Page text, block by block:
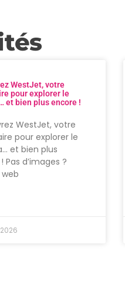
WestJet, votre
pour explorer le
et bien plus encore !
WestJet, votre
pour explorer le
et bien plus
Pas d’images ?
web